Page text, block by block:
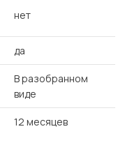
нет
да
В разобранном
виде
12 месяцев